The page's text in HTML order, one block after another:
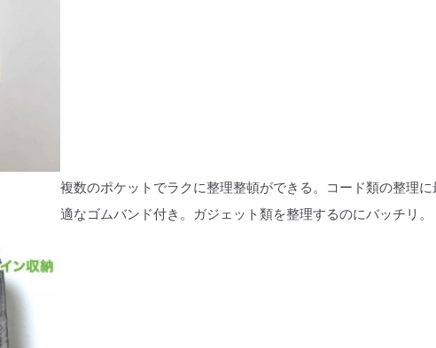
複数のポケットでラクに整理整頓ができる。コード類の整理に
適なゴムバンド付き。ガジェット類を整理するのにバッチリ。